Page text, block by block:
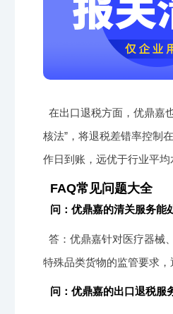
在出口退税方面，优鼎嘉
核法”，将退税差错率控制
作日到账，远优于行业平
FAQ常见问题大全
问：优鼎嘉的清关服务能
答：优鼎嘉针对医疗器械
特殊品类货物的监管要求
问：优鼎嘉的出口退税服